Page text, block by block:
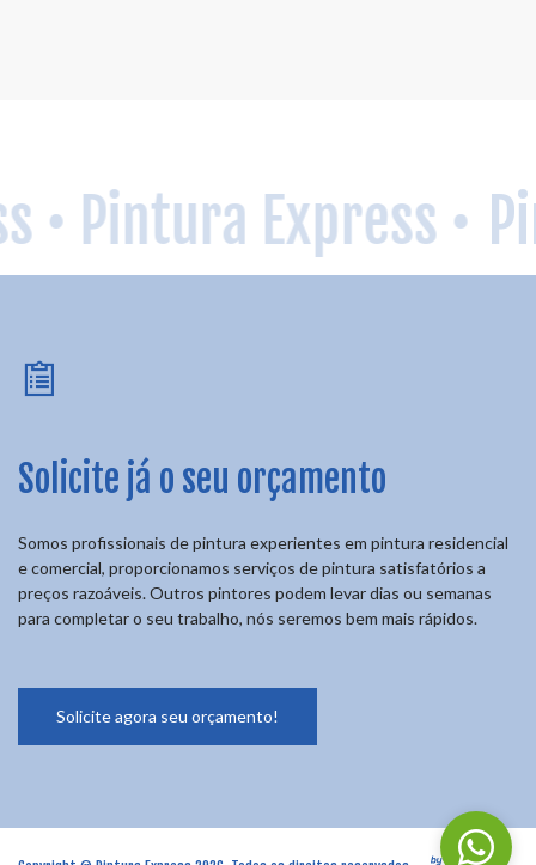
•Pintura Express •
Solicite já o seu orçamento
Somos profissionais de pintura experientes em pintura residencial
e comercial, proporcionamos serviços de pintura satisfatórios a
preços razoáveis. Outros pintores podem levar dias ou semanas
para completar o seu trabalho, nós seremos bem mais rápidos.
Solicite agora seu orçamento!